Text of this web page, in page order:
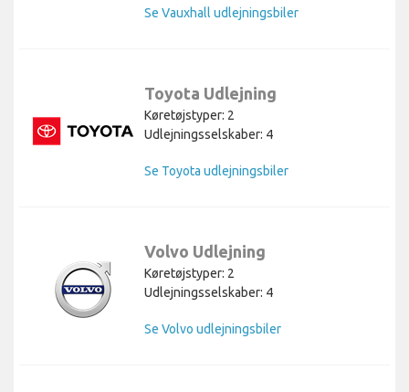
Se Vauxhall udlejningsbiler
Toyota Udlejning
Køretøjstyper: 2
Udlejningsselskaber: 4
Se Toyota udlejningsbiler
Volvo Udlejning
Køretøjstyper: 2
Udlejningsselskaber: 4
Se Volvo udlejningsbiler